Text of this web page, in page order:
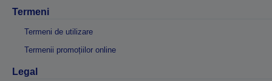
Termeni
Termeni de utilizare
Termenii promoțiilor online
Legal